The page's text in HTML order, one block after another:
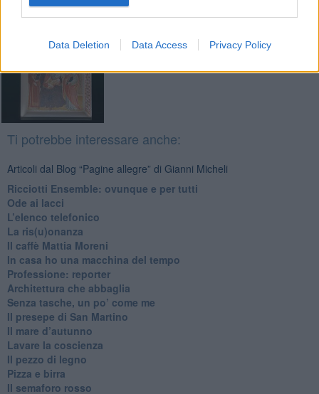
Data Deletion Data Access Privacy Policy
Ti potrebbe interessare anche:
Articoli dal Blog “Pagine allegre” di Gianni Micheli
​Ricciotti Ensemble: ovunque e per tutti
Ode ai lacci
​L’elenco telefonico
​La ris(u)onanza
​Il caffè Mattia Moreni
​In casa ho una macchina del tempo
Professione: reporter
Architettura che abbaglia
​Senza tasche, un po’ come me
​Il presepe di San Martino
​Il mare d’autunno
​Lavare la coscienza
​Il pezzo di legno
​Pizza e birra
​Il semaforo rosso